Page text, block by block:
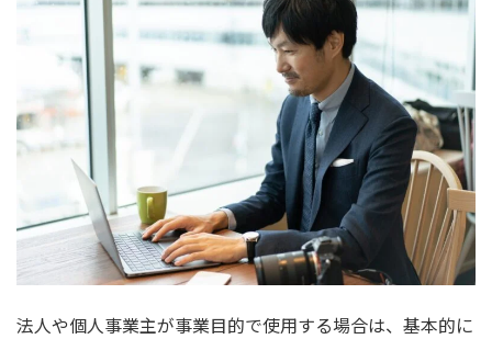
法人や個人事業主が事業目的で使用する場合は、基本的に